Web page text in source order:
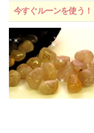
今すぐルーンを使う